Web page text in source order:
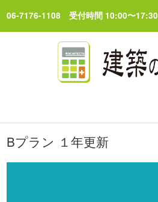
06-7176-1108 受付時間 10:00〜17:30
トップページ
Bプラン １年更新